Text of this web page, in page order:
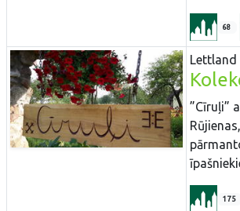
68
Lettland
”Cīruļi”
175